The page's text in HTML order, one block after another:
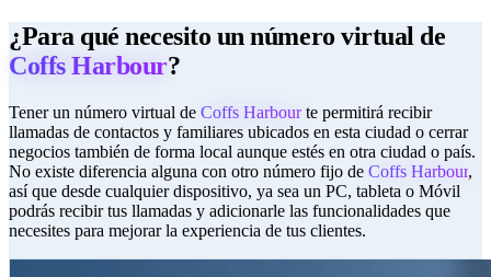
¿Para qué necesito un número virtual de
Coffs Harbour?
Tener un número virtual de Coffs Harbour te permitirá recibir
llamadas de contactos y familiares ubicados en esta ciudad o cerrar
negocios también de forma local aunque estés en otra ciudad o país.
No existe diferencia alguna con otro número fijo de Coffs Harbour,
así que desde cualquier dispositivo, ya sea un PC, tableta o Móvil
podrás recibir tus llamadas y adicionarle las funcionalidades que
necesites para mejorar la experiencia de tus clientes.